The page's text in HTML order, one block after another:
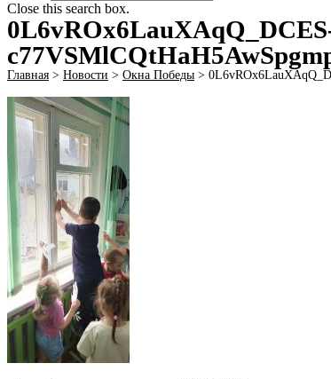
Close this search box.
Главная > Новости > Окна Победы >